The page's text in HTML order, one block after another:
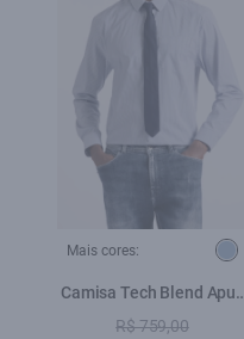
Mais cores:
Camisa Tech Blend Apus
Azul Pervante
R$ 759,00